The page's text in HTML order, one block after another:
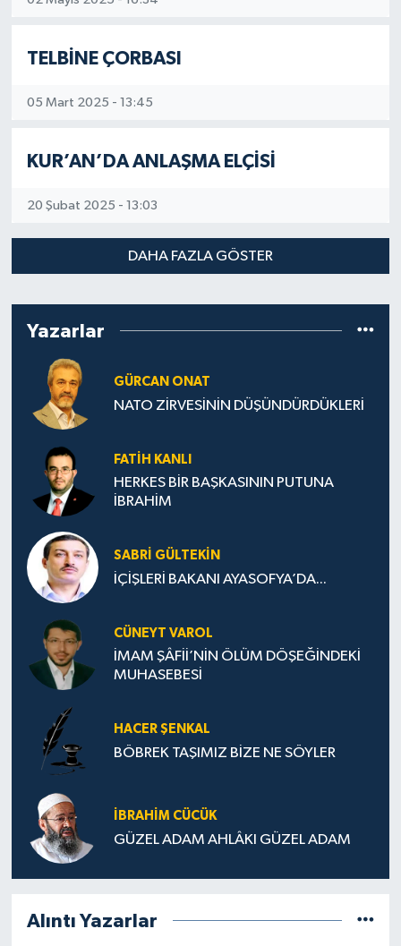
TELBİNE ÇORBASI
05 Mart 2025 - 13:45
KUR’AN’DA ANLAŞMA ELÇİSİ
20 Şubat 2025 - 13:03
DAHA FAZLA GÖSTER
Yazarlar
GÜRCAN ONAT
NATO ZİRVESİNİN DÜŞÜNDÜRDÜKLERİ
FATIH KANLI
HERKES BİR BAŞKASININ PUTUNA
İBRAHİM
SABRI GÜLTEKIN
İÇİŞLERİ BAKANI AYASOFYA’DA...
CÜNEYT VAROL
İMAM ŞÂFİİ’NİN ÖLÜM DÖŞEĞİNDEKİ
MUHASEBESİ
HACER ŞENKAL
BÖBREK TAŞIMIZ BİZE NE SÖYLER
İBRAHIM CÜCÜK
GÜZEL ADAM AHLÂKI GÜZEL ADAM
Alıntı Yazarlar